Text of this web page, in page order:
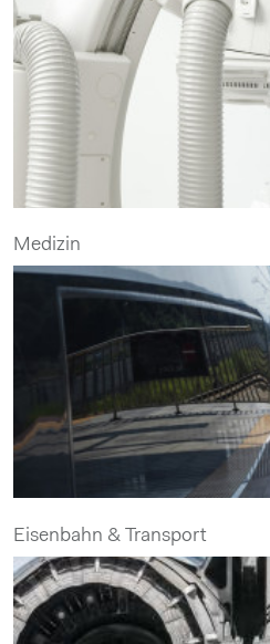
Medizin
Eisenbahn & Transport